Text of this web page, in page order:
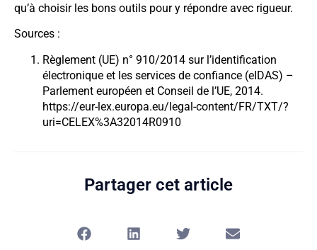
qu’à choisir les bons outils pour y répondre avec rigueur.
Sources :
Règlement (UE) n° 910/2014 sur l’identification
électronique et les services de confiance (eIDAS) –
Parlement européen et Conseil de l’UE, 2014.
https://eur-lex.europa.eu/legal-content/FR/TXT/?
uri=CELEX%3A32014R0910
Partager cet article